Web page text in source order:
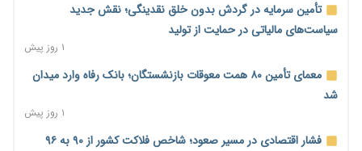
تأمین سرمایه در گردش بدون خلق نقدینگی؛ نقش جدید
سیاست‌های مالیاتی در حمایت از تولید
۱ روز پیش
معمای تأمین ۸۰ همت معوقات بازنشستگان؛ بانک رفاه وارد میدان
شد
۱ روز پیش
فشار اقتصادی در مسیر صعود؛ شاخص فلاکت کشور از ۹۰ به ۹۶